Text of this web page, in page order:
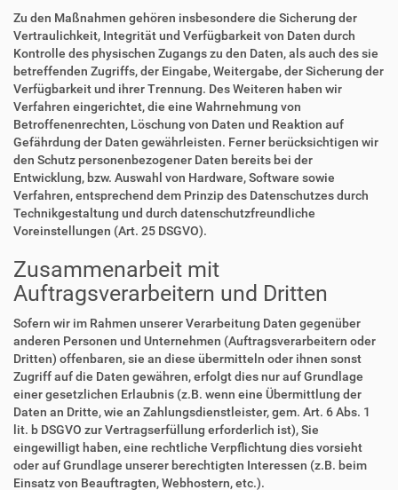
Zu den Maßnahmen gehören insbesondere die Sicherung der
Vertraulichkeit, Integrität und Verfügbarkeit von Daten durch
Kontrolle des physischen Zugangs zu den Daten, als auch des sie
betreffenden Zugriffs, der Eingabe, Weitergabe, der Sicherung der
Verfügbarkeit und ihrer Trennung. Des Weiteren haben wir
Verfahren eingerichtet, die eine Wahrnehmung von
Betroffenenrechten, Löschung von Daten und Reaktion auf
Gefährdung der Daten gewährleisten. Ferner berücksichtigen wir
den Schutz personenbezogener Daten bereits bei der
Entwicklung, bzw. Auswahl von Hardware, Software sowie
Verfahren, entsprechend dem Prinzip des Datenschutzes durch
Technikgestaltung und durch datenschutzfreundliche
Voreinstellungen (Art. 25 DSGVO).
Zusammenarbeit mit
Auftragsverarbeitern und Dritten
Sofern wir im Rahmen unserer Verarbeitung Daten gegenüber
anderen Personen und Unternehmen (Auftragsverarbeitern oder
Dritten) offenbaren, sie an diese übermitteln oder ihnen sonst
Zugriff auf die Daten gewähren, erfolgt dies nur auf Grundlage
einer gesetzlichen Erlaubnis (z.B. wenn eine Übermittlung der
Daten an Dritte, wie an Zahlungsdienstleister, gem. Art. 6 Abs. 1
lit. b DSGVO zur Vertragserfüllung erforderlich ist), Sie
eingewilligt haben, eine rechtliche Verpflichtung dies vorsieht
oder auf Grundlage unserer berechtigten Interessen (z.B. beim
Einsatz von Beauftragten, Webhostern, etc.).